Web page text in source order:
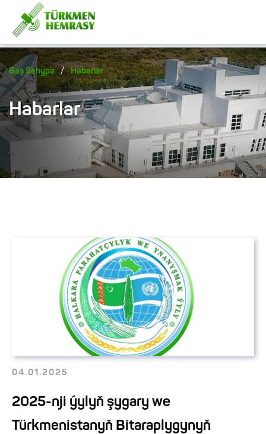
Baş Sahypa / Habarlar
Habarlar
04.01.2025
2025-nji ýylyň şygary we
Türkmenistanyň Bitaraplygynyň